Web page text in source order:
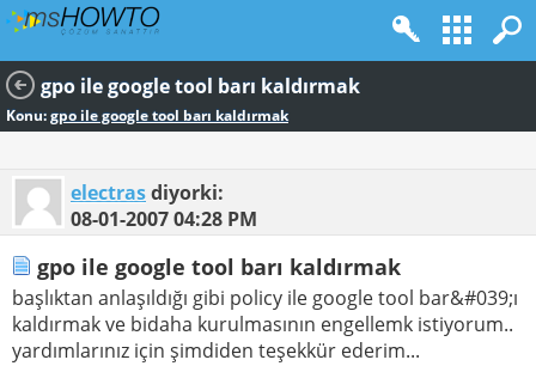
gpo ile google tool barı kaldırmak
Konu:gpo ile google tool barı kaldırmak
electrasdiyorki:
08-01-200704:28 PM
gpo ile google tool barı kaldırmak
başlıktan anlaşıldığı gibi policy ile google tool bar&#039;ı
kaldırmak ve bidaha kurulmasının engellemk istiyorum..
yardımlarınız için şimdiden teşekkür ederim...